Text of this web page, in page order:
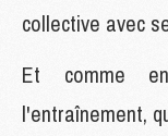
collective avec
Et comme
l'entraînement,